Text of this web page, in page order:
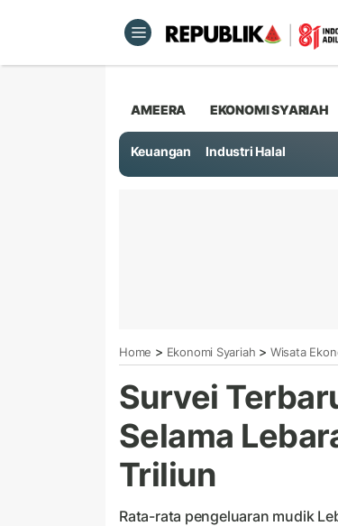
AMEERA EKONOMI SYARIAH
Keuangan Industri Halal
Home > Ekonomi Syariah > Wisata
Survei
Selama
Triliun
Rata-rata pengeluaran mudik